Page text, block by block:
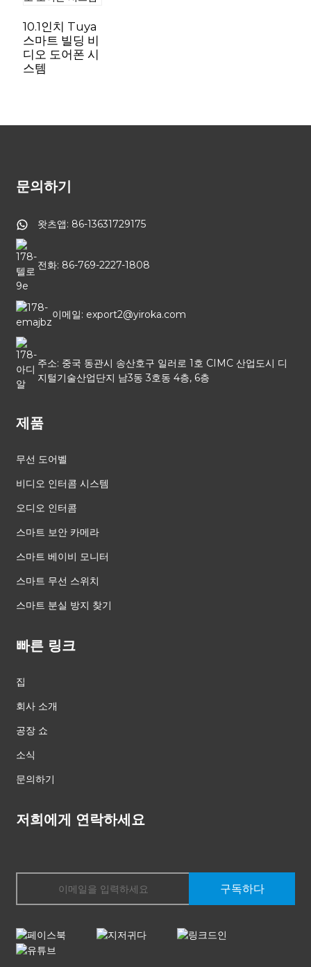
10.1인치 Tuya
스마트 빌딩 비
디오 도어폰 시
스템
문의하기
왓츠앱: 86-13631729175
전화: 86-769-2227-1808
이메일: export2@yiroka.com
주소: 중국 동관시 송산호구 일러로 1호 CIMC 산업도시 디
지털기술산업단지 남3동 3호동 4층, 6층
제품
무선 도어벨
비디오 인터콤 시스템
오디오 인터콤
스마트 보안 카메라
스마트 베이비 모니터
스마트 무선 스위치
스마트 분실 방지 찾기
빠른 링크
집
회사 소개
공장 쇼
소식
문의하기
저희에게 연락하세요
구독하다